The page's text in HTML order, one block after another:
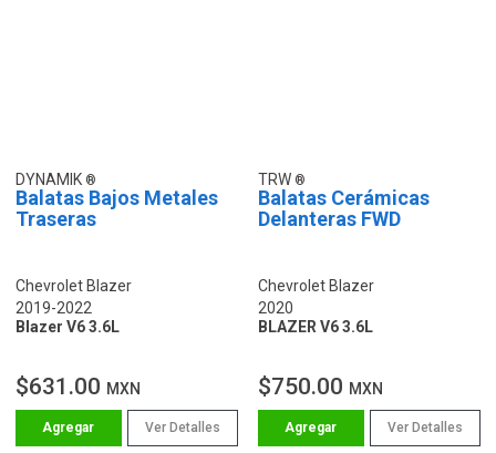
DYNAMIK
Balatas Bajos Metales
Traseras
Chevrolet Blazer
2019-2022
Blazer V6 3.6L
$631.00 MXN
Ver Detalles
TRW
Balatas Cerámicas
Delanteras FWD
Chevrolet Blazer
2020
BLAZER V6 3.6L
$750.00 MXN
Ver Detalles